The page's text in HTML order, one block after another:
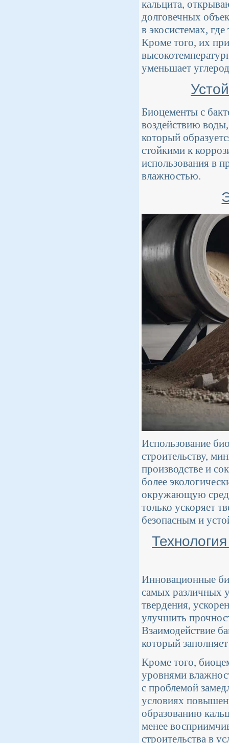
кальцита,
долговечных
в экосистемах,
Кроме того, их
уменьшает
Биоцементы с
воздействию
который
стойкими к
использования в
влажностью.
Использование
строительству,
производстве и
более
окружающую
только ускоряет
безопасным и
Инновационные
самых различных
твердения,
улучшить
Взаимодействие
который
Кроме того,
уровнями
с проблемой
условиях
образованию
менее
строительства в